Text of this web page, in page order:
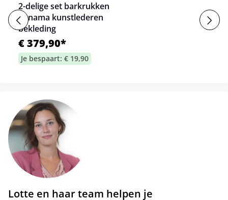
2-delige set barkrukken
Panama kunstlederen
bekleding
€ 379,90*
Je bespaart: € 19,90
Lotte en haar team helpen je